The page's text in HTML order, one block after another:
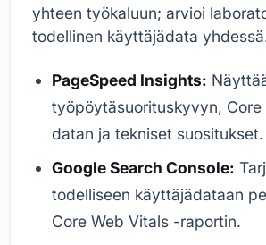
yhteen työkaluun; arvioi
todellinen käyttäjädata
PageSpeed Insights:
työpöytäsuorituskyvyn, Core
datan ja tekniset suositukset.
Google Search Console:
todelliseen käyttäjädataan
Core Web Vitals -raportin.